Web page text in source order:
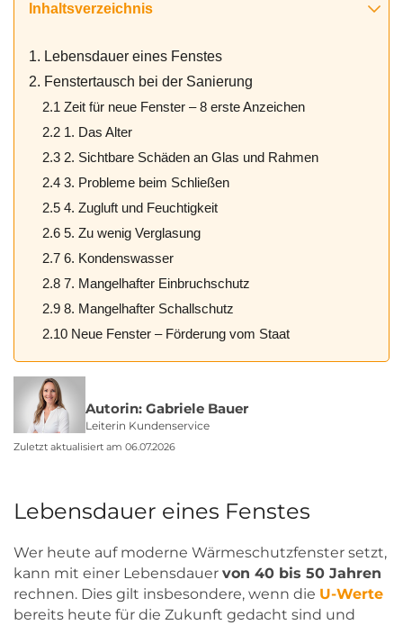
Inhaltsverzeichnis
1. Lebensdauer eines Fenstes
2. Fenstertausch bei der Sanierung
2.1 Zeit für neue Fenster – 8 erste Anzeichen
2.2 1. Das Alter
2.3 2. Sichtbare Schäden an Glas und Rahmen
2.4 3. Probleme beim Schließen
2.5 4. Zugluft und Feuchtigkeit
2.6 5. Zu wenig Verglasung
2.7 6. Kondenswasser
2.8 7. Mangelhafter Einbruchschutz
2.9 8. Mangelhafter Schallschutz
2.10 Neue Fenster – Förderung vom Staat
Autorin: Gabriele Bauer
Leiterin Kundenservice
Zuletzt aktualisiert am 06.07.2026
Lebensdauer eines Fenstes
Wer heute auf moderne Wärmeschutzfenster setzt,
kann mit einer Lebensdauer von 40 bis 50 Jahren
rechnen. Dies gilt insbesondere, wenn die U-Werte
bereits heute für die Zukunft gedacht sind und